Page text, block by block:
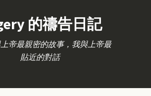
的禱告日記
帝最親密的故事，我與上帝最
貼近的對話